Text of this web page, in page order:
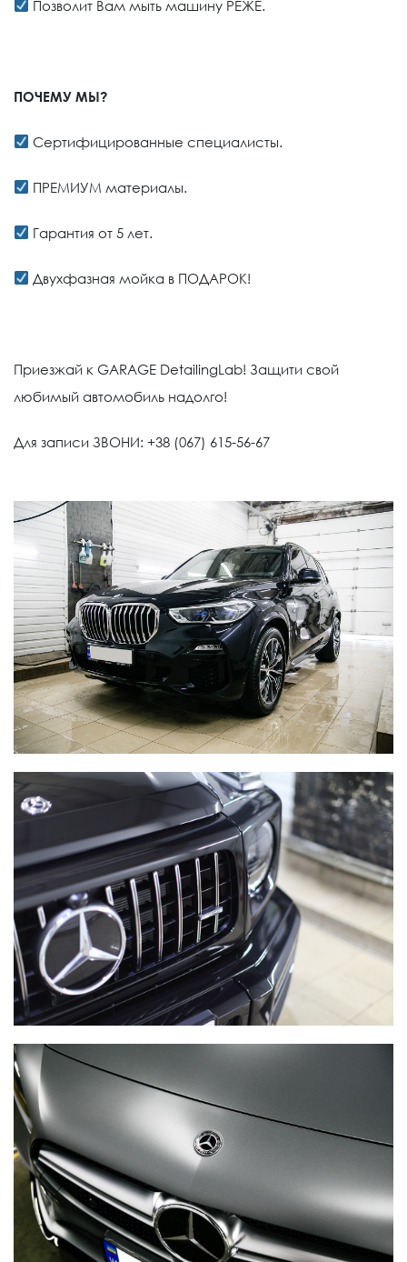
Позволит Вам мыть машину РЕЖЕ.
ПОЧЕМУ МЫ?
Сертифицированные специалисты.
ПРЕМИУМ материалы.
Гарантия от 5 лет.
Двухфазная мойка в ПОДАРОК!
Приезжай к GARAGE DetailingLab! Защити свой
любимый автомобиль надолго!
Для записи ЗВОНИ: +38 (067) 615-56-67